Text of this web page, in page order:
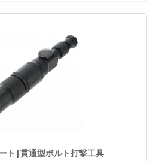
ト|貫通型ボルト打撃工具